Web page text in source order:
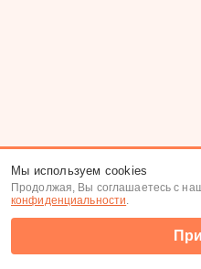
Мы используем cookies
Продолжая, Вы соглашаетесь с
конфиденциальности.